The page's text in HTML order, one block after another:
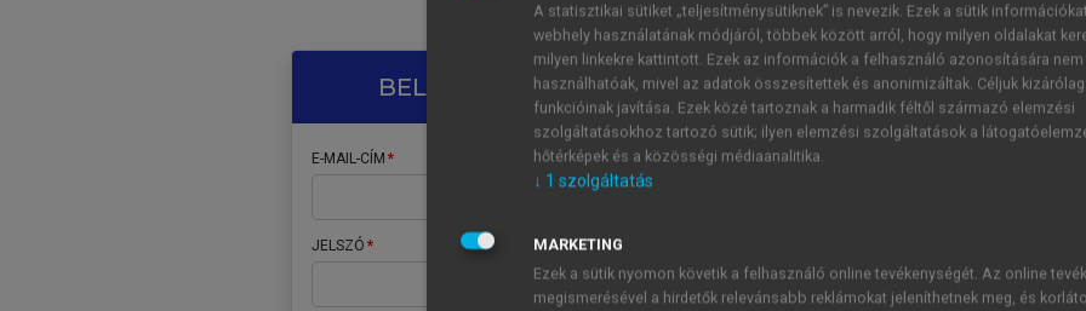
BELÉPÉS SAJÁT FIÓKKAL
E-MAIL-CÍM
JELSZÓ
ÚJ FIÓK
1 óra
A statisztikai sütiket „teljesítménysütiknek” is nevezik. Ezek a sütik
webhely használatának módjáról, többek között arról, hogy milyen oldalakat
milyen linkekre kattintott. Ezek az információk a felhasználó azonosítására nem
használhatóak, mivel az adatok összesítettek és anonimizáltak. Céljuk
funkcióinak javítása. Ezek közé tartoznak a harmadik féltől származó elemzési
szolgáltatásokhoz tartozó sütik; ilyen elemzési szolgáltatások a
hőtérképek és a közösségi médiaanalitika.
↓ 1 szolgáltatás
MARKETING
Ezek a sütik nyomon követik a felhasználó online tevékenységét. Az online
megismerésével a hirdetők relevánsabb reklámokat jeleníthetnek meg, és